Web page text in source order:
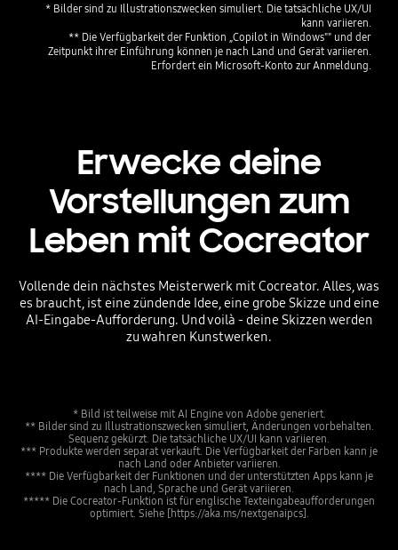
* Bilder sind zu Illustrationszwecken simuliert. Die tatsächliche UX/UI
kann variieren.
** Die Verfügbarkeit der Funktion „Copilot in Windows"" und der
Zeitpunkt ihrer Einführung können je nach Land und Gerät variieren.
Erfordert ein Microsoft-Konto zur Anmeldung.
Erwecke deine
Vorstellungen zum
Leben mit Cocreator
Vollende dein nächstes Meisterwerk mit Cocreator. Alles, was
es braucht, ist eine zündende Idee, eine grobe Skizze und eine
AI-Eingabe-Aufforderung. Und voilà - deine Skizzen werden
zu wahren Kunstwerken.
* Bild ist teilweise mit AI Engine von Adobe generiert.
** Bilder sind zu Illustrationszwecken simuliert, Änderungen vorbehalten.
Sequenz gekürzt. Die tatsächliche UX/UI kann variieren.
*** Produkte werden separat verkauft. Die Verfügbarkeit der Farben kann je
nach Land oder Anbieter variieren.
**** Die Verfügbarkeit der Funktionen und der unterstützten Apps kann je
nach Land, Sprache und Gerät variieren.
***** Die Cocreator-Funktion ist für englische Texteingabeaufforderungen
optimiert. Siehe [https://aka.ms/nextgenaipcs].